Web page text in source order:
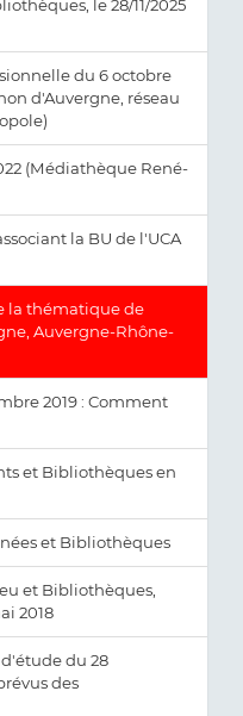
le 28/11/2025
du 6 octobre
d'Auvergne, réseau
(Médiathèque René-
la BU de l'UCA
la thématique de
Auvergne-Rhône-
2019 : Comment
et Bibliothèques en
et Bibliothèques
et Bibliothèques,
2018
du 28
des